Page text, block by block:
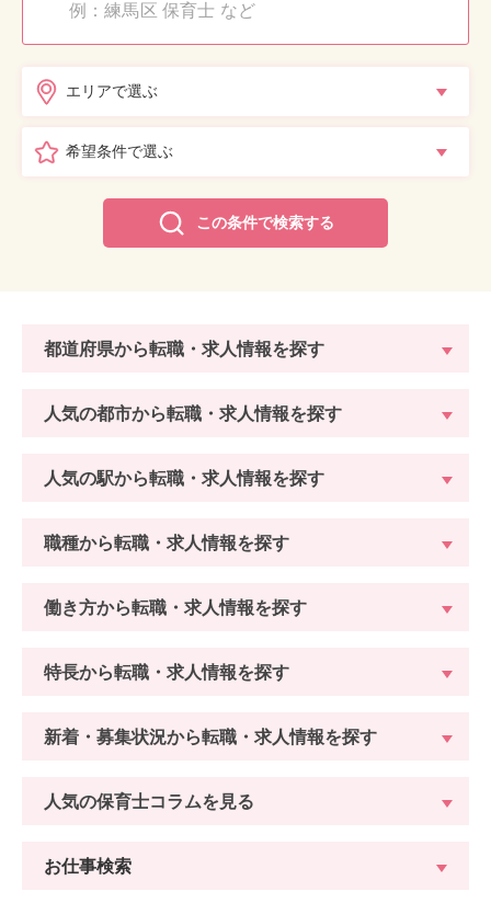
エリアで選ぶ
希望条件で選ぶ
この条件で検索する
都道府県から転職・求人情報を探す
人気の都市から転職・求人情報を探す
人気の駅から転職・求人情報を探す
職種から転職・求人情報を探す
働き方から転職・求人情報を探す
特長から転職・求人情報を探す
新着・募集状況から転職・求人情報を探す
人気の保育士コラムを見る
お仕事検索